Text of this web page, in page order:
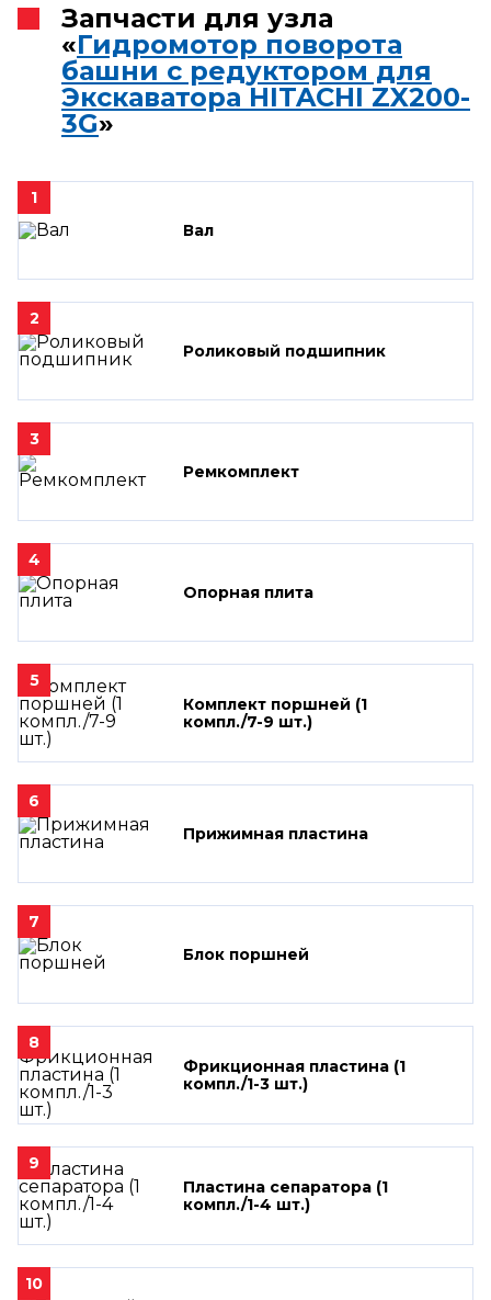
Запчасти для узла
«Гидромотор поворота
башни с редуктором для
Экскаватора HITACHI ZX200-
3G»
1
Вал
2
Роликовый подшипник
3
Ремкомплект
4
Опорная плита
5
Комплект поршней (1
компл./7-9 шт.)
6
Прижимная пластина
7
Блок поршней
8
Фрикционная пластина (1
компл./1-3 шт.)
9
Пластина сепаратора (1
компл./1-4 шт.)
10